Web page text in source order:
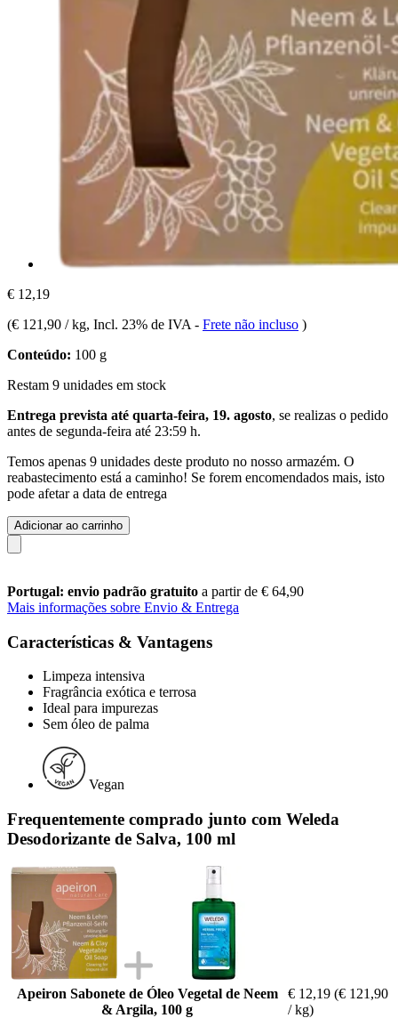
€ 12,19
(€ 121,90 / kg, Incl. 23% de IVA - Frete não incluso )
Conteúdo: 100 g
Restam 9 unidades em stock
Entrega prevista até quarta-feira, 19. agosto, se realizas o pedido
antes de segunda-feira até 23:59 h.
Temos apenas 9 unidades deste produto no nosso armazém. O
reabastecimento está a caminho! Se forem encomendados mais, isto
pode afetar a data de entrega
Adicionar ao carrinho
Portugal: envio padrão gratuito a partir de € 64,90
Mais informações sobre Envio & Entrega
Características & Vantagens
Limpeza intensiva
Fragrância exótica e terrosa
Ideal para impurezas
Sem óleo de palma
Vegan
Frequentemente comprado junto com Weleda
Desodorizante de Salva, 100 ml
Apeiron Sabonete de Óleo Vegetal de Neem
& Argila, 100 g
€ 12,19 (€ 121,90
/ kg)